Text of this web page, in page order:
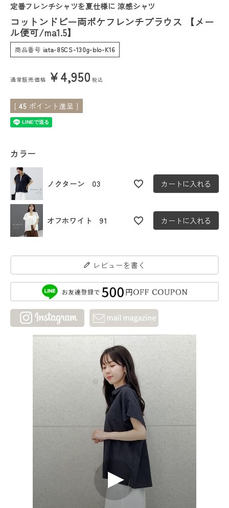
ファッション雑貨
会員ステージ特典プログラムについて
ご利用ガイド
定番フレンチシャツを夏仕様に 涼感シャツ
コットンドビー両ポケフレンチブラウス 【メー
ル便可/ma1.5】
商品番号 iata-85CS-130g-blo-K16
通常販売価格 ¥4,950 税込
[ 45 ポイント進呈 ]
カラー
ノクターン 03 カートに入れる
オフホワイト 91 カートに入れる
レビューを書く